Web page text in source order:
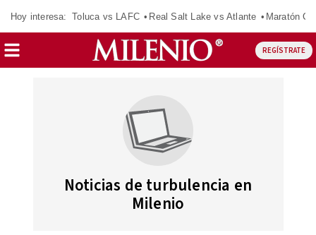
Hoy interesa: Toluca vs LAFC Real Salt Lake vs Atlante Maratón
REGÍSTRATE
Noticias de turbulencia en
Milenio